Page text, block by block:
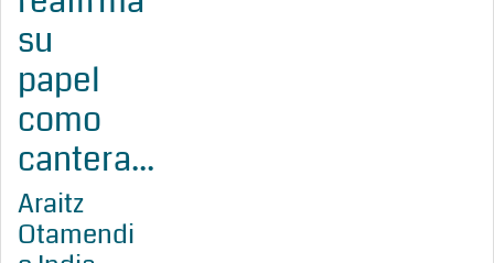
su
papel
como
cantera...
Araitz
Otamendi